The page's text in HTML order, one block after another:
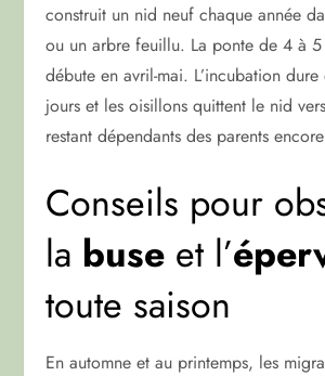
construit un nid neuf chaque année
ou un arbre feuillu. La ponte de 4 à
débute en avril-mai. L’incubation
jours et les oisillons quittent le nid
restant dépendants des parents
Conseils pour
la buse et l’
toute saison
En automne et au printemps, les